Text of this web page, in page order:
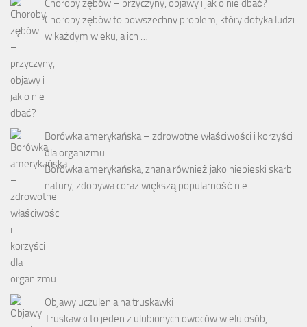
Choroby zębów – przyczyny, objawy i jak o nie dbać?
Choroby zębów to powszechny problem, który dotyka ludzi
w każdym wieku, a ich …
Borówka amerykańska – zdrowotne właściwości i korzyści
dla organizmu
Borówka amerykańska, znana również jako niebieski skarb
natury, zdobywa coraz większą popularność nie …
Objawy uczulenia na truskawki
Truskawki to jeden z ulubionych owoców wielu osób,